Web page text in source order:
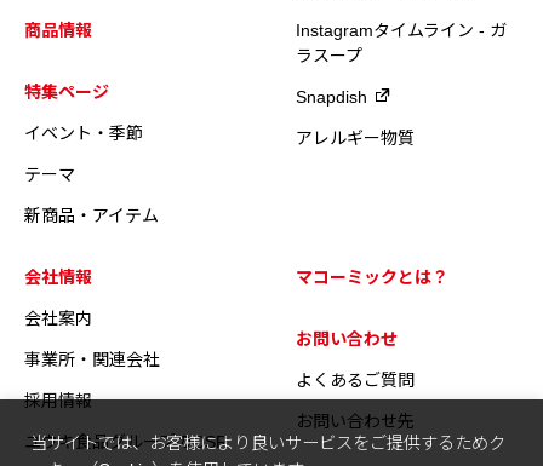
商品情報
特集ページ
イベント・季節
テーマ
新商品・アイテム
Instagramタイムライン - ガ
ラスープ
Snapdish
アレルギー物質
会社情報
会社案内
事業所・関連会社
採用情報
ユウキ食品グループのCSR
マコーミックとは？
お問い合わせ
よくあるご質問
お問い合わせ先
当サイトでは、お客様により良いサービスをご提供するためク